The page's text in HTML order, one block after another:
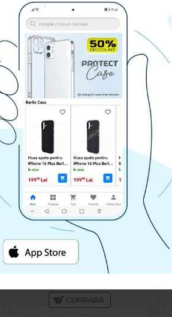
Husa spate pentru Samsung Galaxy A14- Lys case Albastru
59.90 lei
49.90 lei
CUMPARA